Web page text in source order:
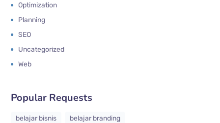
Optimization
Planning
SEO
Uncategorized
Web
Popular Requests
belajar bisnis
belajar branding